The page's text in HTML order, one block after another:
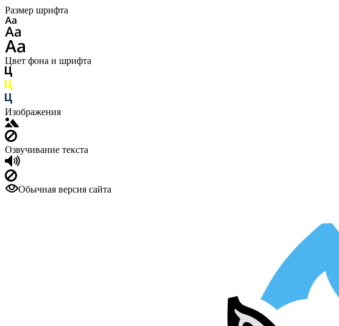
Размер шрифта
Цвет фона и шрифта
Изображения
Озвучивание текста
Обычная версия сайта